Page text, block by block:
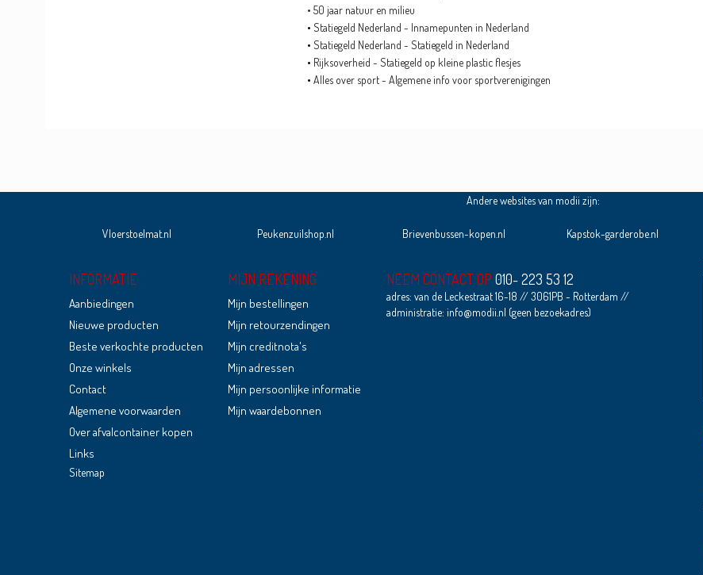
• 50 jaar natuur en milieu
• Statiegeld Nederland - Innamepunten in Nederland
• Statiegeld Nederland - Statiegeld in Nederland
• Rijksoverheid - Statiegeld op kleine plastic flesjes
• Alles over sport - Algemene info voor sportverenigingen
Andere websites van modii zijn:
Vloerstoelmat.nl Peukenzuilshop.nl Brievenbussen-kopen.nl Kapstok-garderobe.nl
INFORMATIE
Aanbiedingen
Nieuwe producten
Beste verkochte producten
Onze winkels
Contact
Algemene voorwaarden
Over afvalcontainer kopen
Links
Sitemap
MIJN REKENING
Mijn bestellingen
Mijn retourzendingen
Mijn creditnota's
Mijn adressen
Mijn persoonlijke informatie
Mijn waardebonnen
NEEM CONTACT OP 010- 223 53 12
adres: van de Leckestraat 16-18 // 3061PB - Rotterdam //
administratie: info@modii.nl (geen bezoekadres)